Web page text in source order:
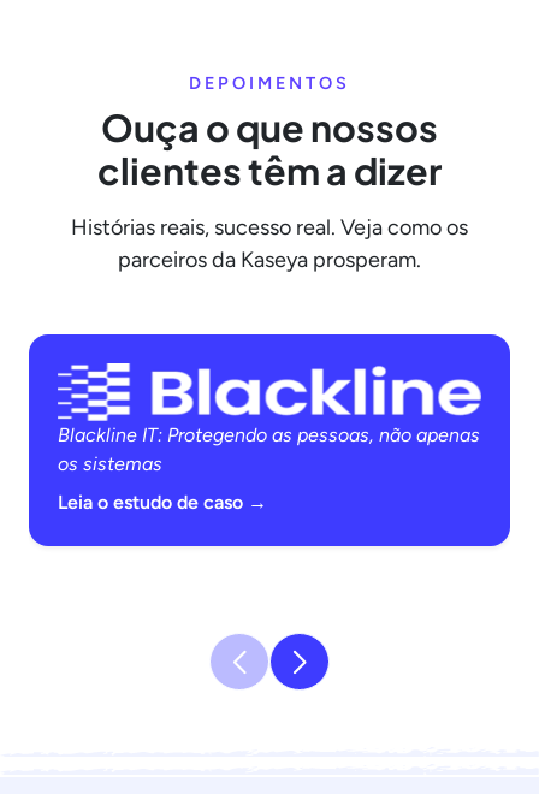
DEPOIMENTOS
Ouça o que nossos
clientes têm a dizer
Histórias reais, sucesso real. Veja como os
parceiros da Kaseya prosperam.
Blackline IT: Protegendo as pessoas, não apenas
os sistemas
Leia o estudo de caso →